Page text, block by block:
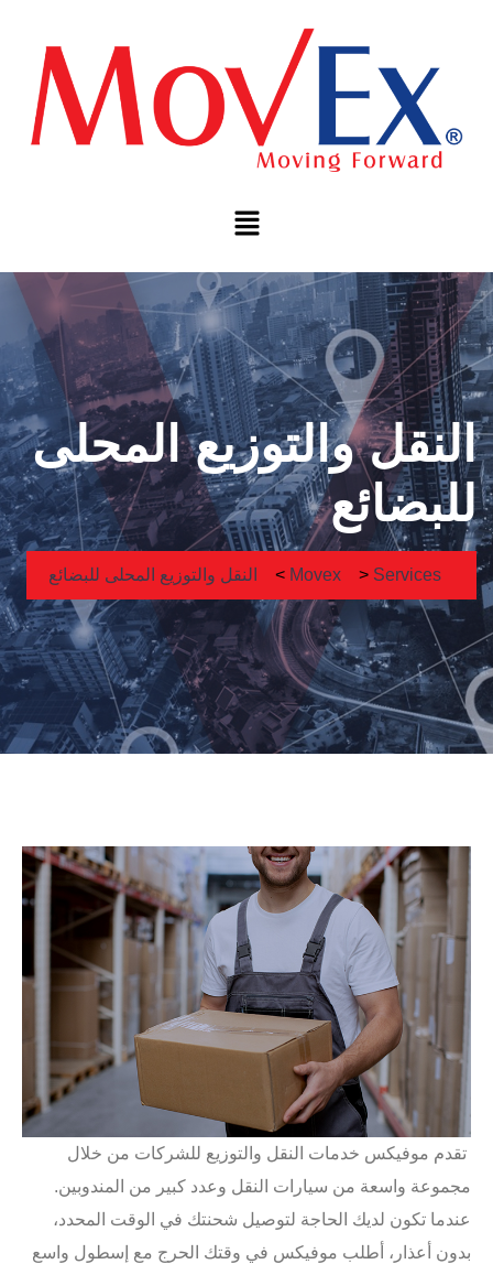
النقل والتوزيع المحلى
للبضائع
Movex > Services
> النقل والتوزيع المحلى للبضائع
تقدم موفيكس خدمات النقل والتوزيع للشركات من خلال
مجموعة واسعة من سيارات النقل وعدد كبير من المندوبين.
عندما تكون لديك الحاجة لتوصيل شحنتك في الوقت المحدد،
بدون أعذار، أطلب موفيكس في وقتك الحرج مع إسطول واسع